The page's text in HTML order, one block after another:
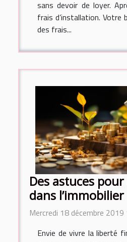
sans devoir de loyer.
frais d’installation.
des frais...
Des astuces
dans l’immobilier
Mercredi 18 décembre 2019
Envie de vivre la liberté